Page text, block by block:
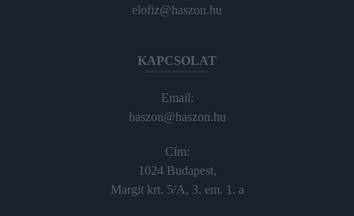
elofiz@haszon.hu
KAPCSOLAT
Email:
haszon@haszon.hu
Cím:
1024 Budapest,
Margit krt. 5/A, 3. em. 1. a